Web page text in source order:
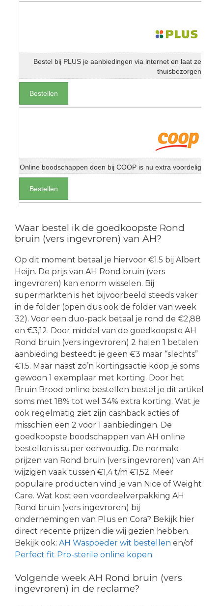
Bestel bij PLUS je aanbiedingen via internet en laat ze
thuisbezorgen
Bestellen
Online boodschappen doen bij COOP is nu extra voordelig
Bestellen
Waar bestel ik de goedkoopste Rond
bruin (vers ingevroren) van AH?
Op dit moment betaal je hiervoor €1.5 bij Albert
Heijn. De prijs van AH Rond bruin (vers
ingevroren) kan enorm wisselen. Bij
supermarkten is het bijvoorbeeld steeds vaker
in de folder (open dus ook de folder van week
32). Voor een duo-pack betaal je rond de €2,88
en €3,12. Door middel van de goedkoopste AH
Rond bruin (vers ingevroren) 2 halen 1 betalen
aanbieding besteedt je geen €3 maar “slechts”
€1.5. Maar naast zo’n kortingsactie koop je soms
gewoon 1 exemplaar met korting. Door het
Bruin Brood online bestellen bestel je dit artikel
soms met 18% tot wel 34% extra korting. Wat je
ook regelmatig ziet zijn cashback acties of
misschien een 2 voor 1 aanbiedingen. De
goedkoopste boodschappen van AH online
bestellen is super eenvoudig. De normale
prijzen van Rond bruin (vers ingevroren) van AH
wijzigen vaak tussen €1,4 t/m €1,52. Meer
populaire producten vind je van Nice of Weight
Care. Wat kost een voordeelverpakking AH
Rond bruin (vers ingevroren) bij
ondernemingen van Plus en Cora? Bekijk hier
direct recente prijzen die wij gezien hebben.
Bekijk ook: AH Waspoeder wit bestellen en/of
Perfect fit Pro-sterile online kopen.
Volgende week AH Rond bruin (vers
ingevroren) in de reclame?